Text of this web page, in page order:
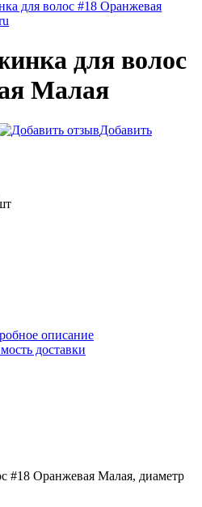
для волос
Малая
Добавить
описание
доставки
#18 Оранжевая Малая, диаметр